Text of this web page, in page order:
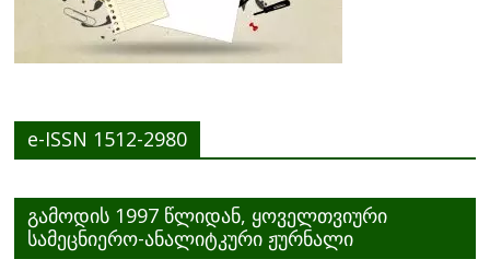
e-ISSN 1512-2980
გამოდის 1997 წლიდან, ყოველთვიური
სამეცნიერო-ანალიტკური ჟურნალი